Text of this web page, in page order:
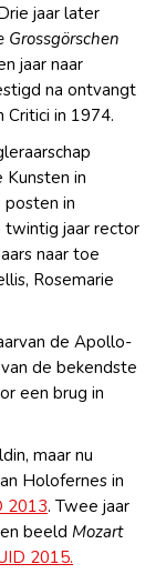
jaar later
Grossgörschen
jaar naar
na ontvangt
Critici in 1974.
Kunsten in
in
twintig jaar rector
naar toe
Rosemarie
de Apollo-
de bekendste
een brug in
maar nu
Holofernes in
2013. Twee jaar
beeld Mozart
2015.